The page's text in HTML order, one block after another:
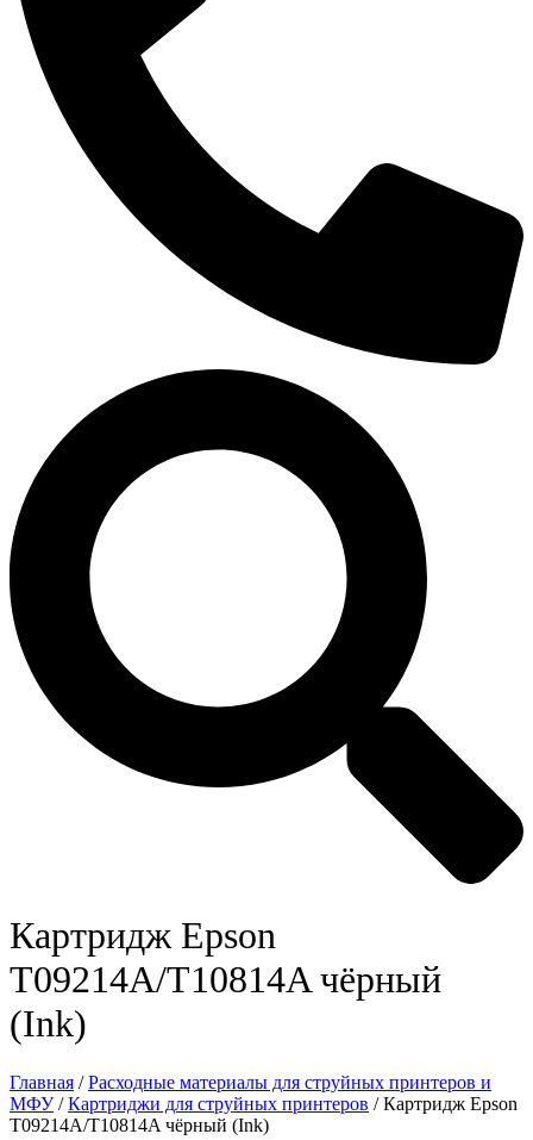
Картридж Epson
T09214A/T10814A чёрный
(Ink)
Главная /Расходные материалы для струйных принтеров и
МФУ/Картриджи для струйных принтеров / Картридж Epson
T09214A/T10814A чёрный (Ink)